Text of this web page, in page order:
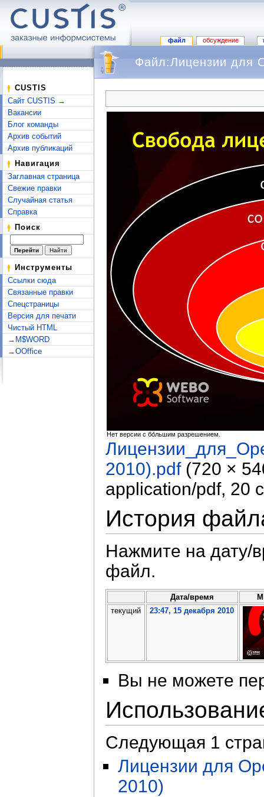
файл обсуждение
CUSTIS
Сайт CUSTIS →
Вакансии
Блог команды
Архив событий
Архив публикаций
Навигация
Заглавная страница
Свежие правки
Случайная статья
Справка
Поиск
Инструменты
Ссылки сюда
Связанные правки
Спецстраницы
Версия для печати
Чистый HTML
→M$WORD
→OOffice
Файл:Лицензии для
Нет версии с бо́льшим разрешением.
2010).pdf‎ (720 ×
application/pdf, 20
История
Нажмите на дату/
файл.
Дата/время
текущий
23:47, 15 декабря 2010
Вы не можете
Следующая 1
Лицензии для
2010)